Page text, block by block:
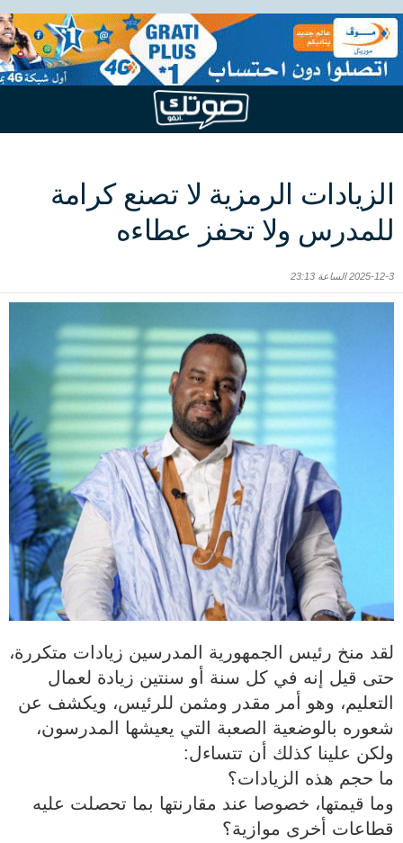
الزيادات الرمزية لا تصنع كرامة
للمدرس ولا تحفز عطاءه
2025-12-3 الساعة 23:13
لقد منخ رئيس الجمهورية المدرسين زيادات متكررة،
حتى قيل إنه في كل سنة أو سنتين زيادة لعمال
التعليم، وهو أمر مقدر ومثمن للرئيس، ويكشف عن
شعوره بالوضعية الصعبة التي يعيشها المدرسون،
ولكن علينا كذلك أن تتساءل:
ما حجم هذه الزيادات؟
وما قيمتها، خصوصا عند مقارنتها بما تحصلت عليه
قطاعات أخرى موازية؟